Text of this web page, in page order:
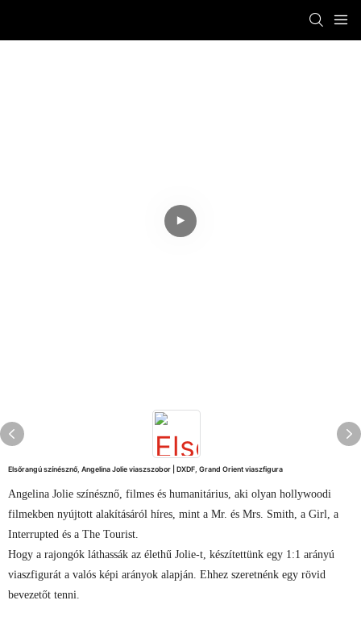
Elsőrangú színésznő, Angelina Jolie viaszszobor | DXDF, Grand Orient viaszfigura
Angelina Jolie színésznő, filmes és humanitárius, aki olyan hollywoodi
filmekben nyújtott alakításáról híres, mint a Mr. és Mrs. Smith, a Girl, a
Interrupted és a The Tourist.
Hogy a rajongók láthassák az élethű Jolie-t, készítettünk egy 1:1 arányú
viaszfigurát a valós képi arányok alapján. Ehhez szeretnénk egy rövid
bevezetőt tenni.